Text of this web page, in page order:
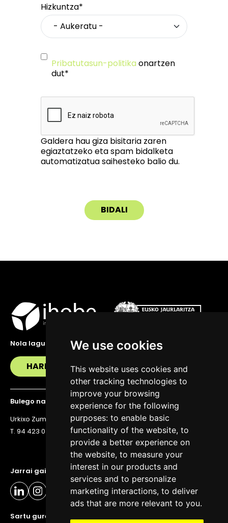
We use cookies
This website uses cookies and
other tracking technologies to
improve your browsing
experience for the following
purposes: to enable basic
functionality of the website, to
provide a better experience on
the website, to measure your
interest in our products and
services and to personalize
marketing interactions, to deliver
ads that are more relevant to you.
Hizkuntza*
Pribatutasun-politika onartzen
dut*
Galdera hau giza bisitaria zaren
egiaztatzeko eta spam bidalketa
automatizatua saihesteko balio du.
Jarrai gaitzazu eguneratuta egoteko
Sartu gure buletinera
Nola lagundu zaitzakegu?
HARREMANETAN JARRI
Bulego nagusia
Urkixo Zumarkalea 36, 6. solairua, 48011 Bilbo
T. 94 423 07 43